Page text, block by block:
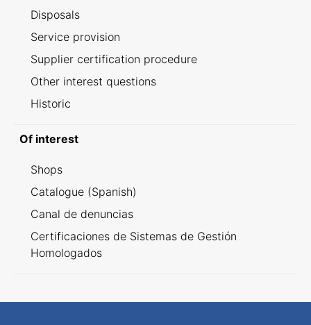
Disposals
Service provision
Supplier certification procedure
Other interest questions
Historic
Of interest
Shops
Catalogue (Spanish)
Canal de denuncias
Certificaciones de Sistemas de Gestión
Homologados